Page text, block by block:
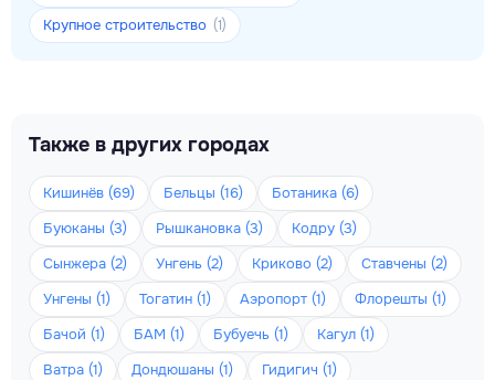
Крупное строительство (1)
Также в других городах
Кишинёв (69) Бельцы (16)
Ботаника (6)
Буюканы (3)
Рышкановка (3)
Кодру (3)
Сынжера (2)
Унгень (2) Криково (2)
Ставчены (2)
Унгены (1)
Тогатин (1) Аэропорт (1)
Флорешты (1)
Бачой (1)
БАМ (1) Бубуечь (1)
Кагул (1)
Ватра (1)
Дондюшаны (1)
Гидигич (1)